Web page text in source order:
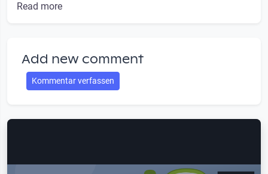
Read more
Add new comment
Kommentar verfassen